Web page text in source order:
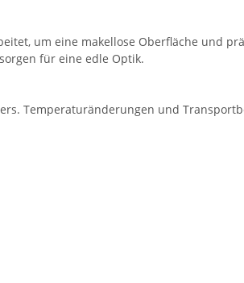
um eine makellose Oberfläche und
für eine edle Optik.
Temperaturänderungen und